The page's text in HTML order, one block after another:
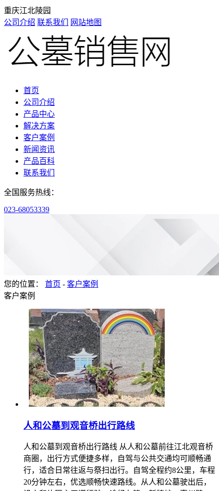
重庆江北陵园
公司介绍 联系我们 网站地图
首页
公司介绍
产品中心
解决方案
客户案例
新闻资讯
产品百科
联系我们
全国服务热线：
023-68053339
您的位置： 首页 - 客户案例
客户案例
人和公墓到观音桥出行路线
人和公墓到观音桥出行路线 从人和公墓前往江北观音桥
商圈，出行方式便捷多样，自驾与公共交通均可顺畅通
行，适合日常往返与祭扫出行。自驾全程约8公里，车程
20分钟左右，优选顺畅快速路线。从人和公墓驶出后，